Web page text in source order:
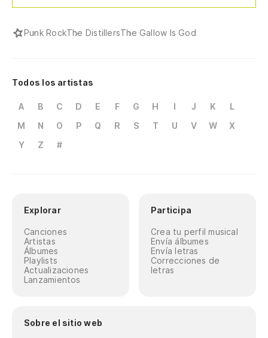
Punk RockThe DistillersThe Gallow Is God
Todos los artistas
A B C D E F G H I J K
L
M
N O P Q R S T U V W
X
Y
Z #
Explorar
Canciones
Artistas
Álbumes
Playlists
Actualizaciones
Lanzamientos
Participa
Crea tu perfil musical
Envía álbumes
Envía letras
Correcciones de
letras
Sobre el sitio web